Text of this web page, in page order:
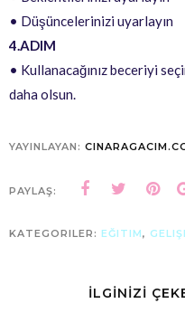
• Düşüncelerinizi uyarlayın
4.ADIM
• Kullanacağınız beceriyi
daha olsun.
YAYINLAYAN:
PAYLAŞ:
KATEGORILER: EĞITIM,
İLGİNİZİ